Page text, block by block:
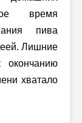
время
пива
Лишние
хватало